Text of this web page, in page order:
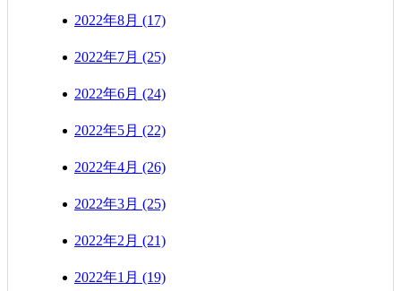
2022年8月 (17)
2022年7月 (25)
2022年6月 (24)
2022年5月 (22)
2022年4月 (26)
2022年3月 (25)
2022年2月 (21)
2022年1月 (19)